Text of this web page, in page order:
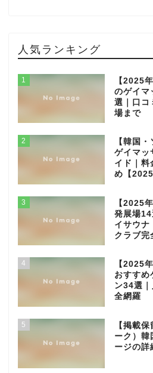
人気ランキング
1
【2025
のゲイマ
選｜口コ
場まで
2
【韓国
ゲイマッ
イド｜料
め【2025
3
【2025
発展場
イサウナ
クラブ完
4
【2025
おすすめ
ン34選
全網羅
5
【掲載
ーク）韓
ージの詳